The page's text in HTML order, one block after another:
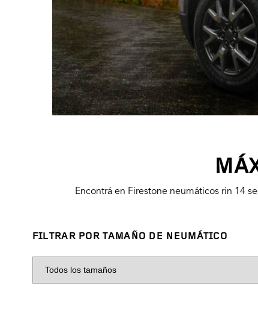
Encontrá en Firestone neumáticos rin 14
FILTRAR POR TAMAÑO DE NEUMÁTICO